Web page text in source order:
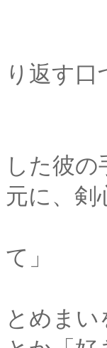
「
言葉
り返す
「剣
喋ろ
した彼
元に、剣
「薫
て」
耳の
とめま